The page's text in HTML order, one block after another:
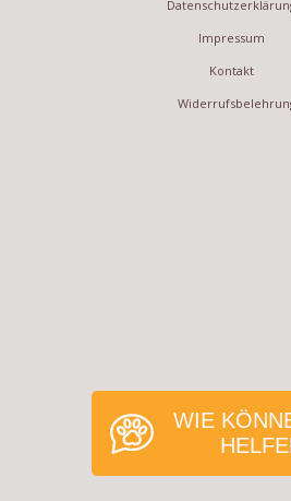
WIE
Impressum
Kontakt